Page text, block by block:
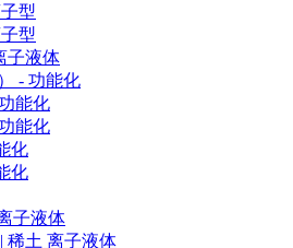
型
型
子液体
- 功能化
能化
能化
化
化
子液体
稀土 离子液体